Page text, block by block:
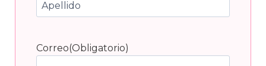
o
b
r
e
Correo(Obligatorio)